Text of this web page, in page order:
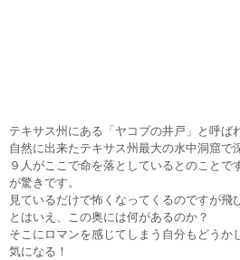
テキサス州にある「ヤコブの井戸」と呼ば
自然に出来たテキサス州最大の水中洞窟で
９人がここで命を落としているとのこと
が驚きです。
見ているだけで怖くなってくるのですが飛
とはいえ、この奥には何があるのか？
そこにロマンを感じてしまう自分もどうか
気になる！